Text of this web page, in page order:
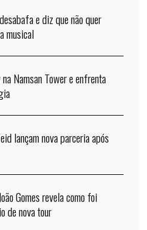
e diz que não quer
musical
Namsan Tower e enfrenta
lançam nova parceria após
Gomes revela como foi
de nova tour